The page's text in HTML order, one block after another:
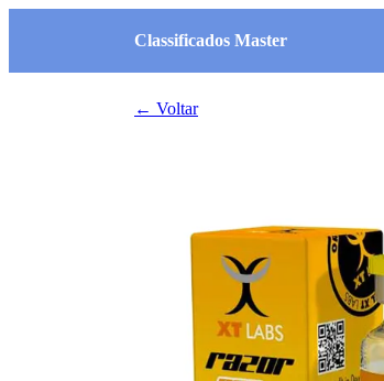
Classificados Master
← Voltar